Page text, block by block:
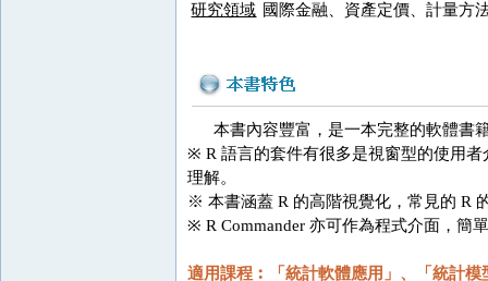
研究領域 國際金融、資產定價、計量方
本書內容豐富，是一本完整的軟體書
※ R 語言的套件有很多是視窗型的使用
理解。
※ 本書涵蓋 R 的高階視覺化，常見的 R
※ R Commander 亦可作為程式介面，簡
適用課程︰「統計軟體應用」、「統計